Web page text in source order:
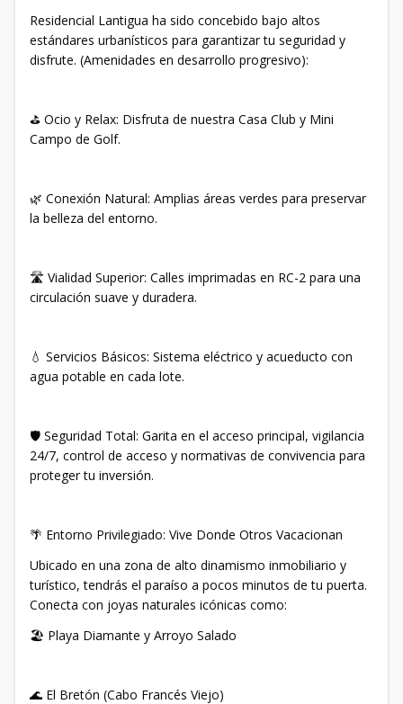
Residencial Lantigua ha sido concebido bajo altos
estándares urbanísticos para garantizar tu seguridad y
disfrute. (Amenidades en desarrollo progresivo):
⛳ Ocio y Relax: Disfruta de nuestra Casa Club y Mini
Campo de Golf.
🌿 Conexión Natural: Amplias áreas verdes para preservar
la belleza del entorno.
🛣️ Vialidad Superior: Calles imprimadas en RC-2 para una
circulación suave y duradera.
💧 Servicios Básicos: Sistema eléctrico y acueducto con
agua potable en cada lote.
🛡️ Seguridad Total: Garita en el acceso principal, vigilancia
24/7, control de acceso y normativas de convivencia para
proteger tu inversión.
🌴 Entorno Privilegiado: Vive Donde Otros Vacacionan
Ubicado en una zona de alto dinamismo inmobiliario y
turístico, tendrás el paraíso a pocos minutos de tu puerta.
Conecta con joyas naturales icónicas como:
🏖️ Playa Diamante y Arroyo Salado
🌊 El Bretón (Cabo Francés Viejo)